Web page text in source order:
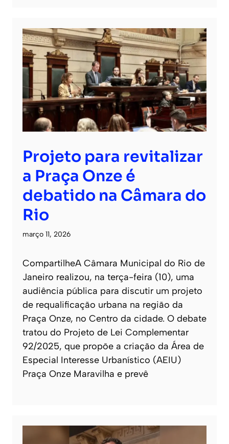
Projeto para revitalizar
a Praça Onze é
debatido na Câmara do
Rio
março 11, 2026
CompartilheA Câmara Municipal do Rio de
Janeiro realizou, na terça-feira (10), uma
audiência pública para discutir um projeto
de requalificação urbana na região da
Praça Onze, no Centro da cidade. O debate
tratou do Projeto de Lei Complementar
92/2025, que propõe a criação da Área de
Especial Interesse Urbanístico (AEIU)
Praça Onze Maravilha e prevê